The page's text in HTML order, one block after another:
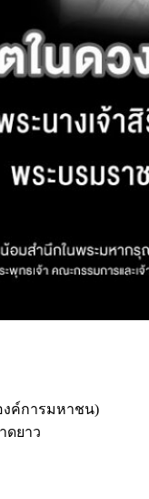
งค์การมหาชน)
ดยาว